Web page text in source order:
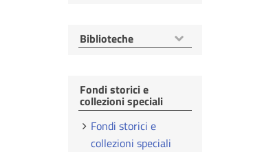
Mostra
voci
Biblioteche
Fondi storici e
collezioni speciali
Fondi storici e
collezioni speciali